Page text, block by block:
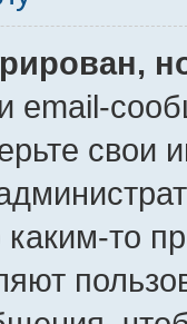
email-
свои
каким-то